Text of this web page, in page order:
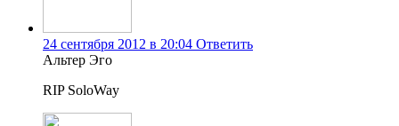
24 сентября 2012 в 20:04 Ответить
Альтер Эго
RIP SoloWay